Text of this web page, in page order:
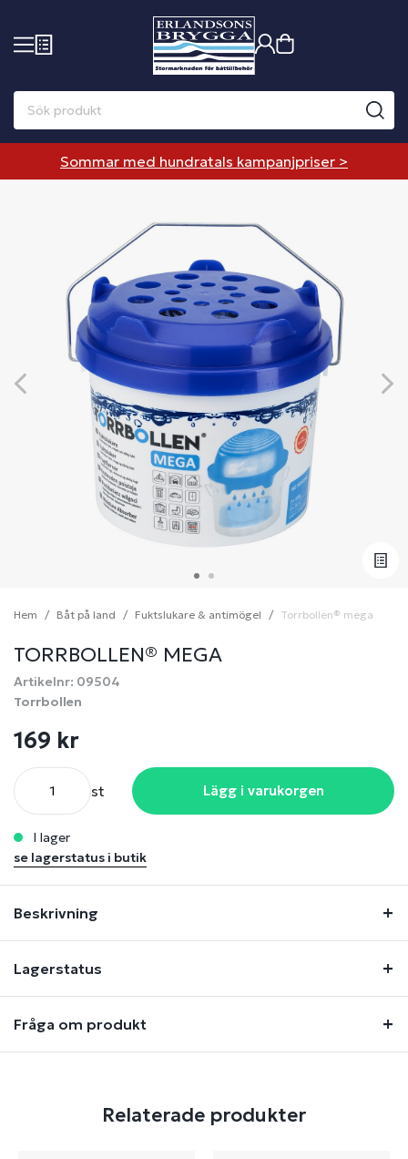
Sommar med hundratals kampanjpriser >
Hem Båt på land Fuktslukare & antimögel Torrbollen® mega
TORRBOLLEN® MEGA
Artikelnr: 09504
Torrbollen
169 kr
st Lägg i varukorgen
i lager
se lagerstatus i butik
Beskrivning
Lagerstatus
Fråga om produkt
Relaterade produkter